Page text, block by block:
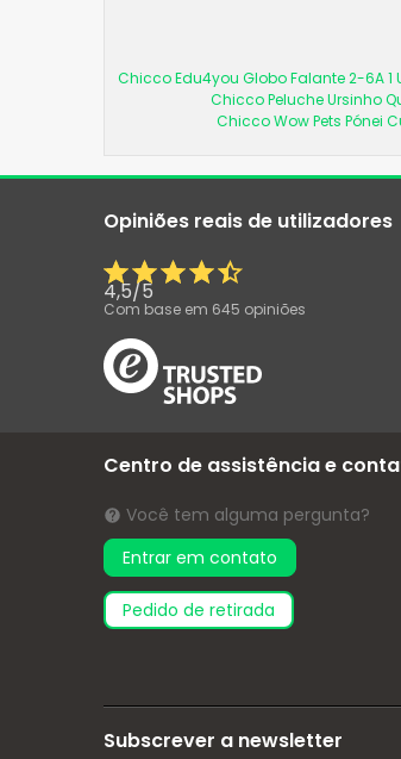
Chicco Edu4you Globo Falante 2-6A 1
Chicco Peluche Ursinho
Chicco Wow Pets Pónei
Opiniões reais de utilizadores
4,5/5
Com base em 645 opiniões
Centro de assistência e
Você tem alguma pergunta?
Entrar em contato
pedido de retirada
Subscrever a newsletter